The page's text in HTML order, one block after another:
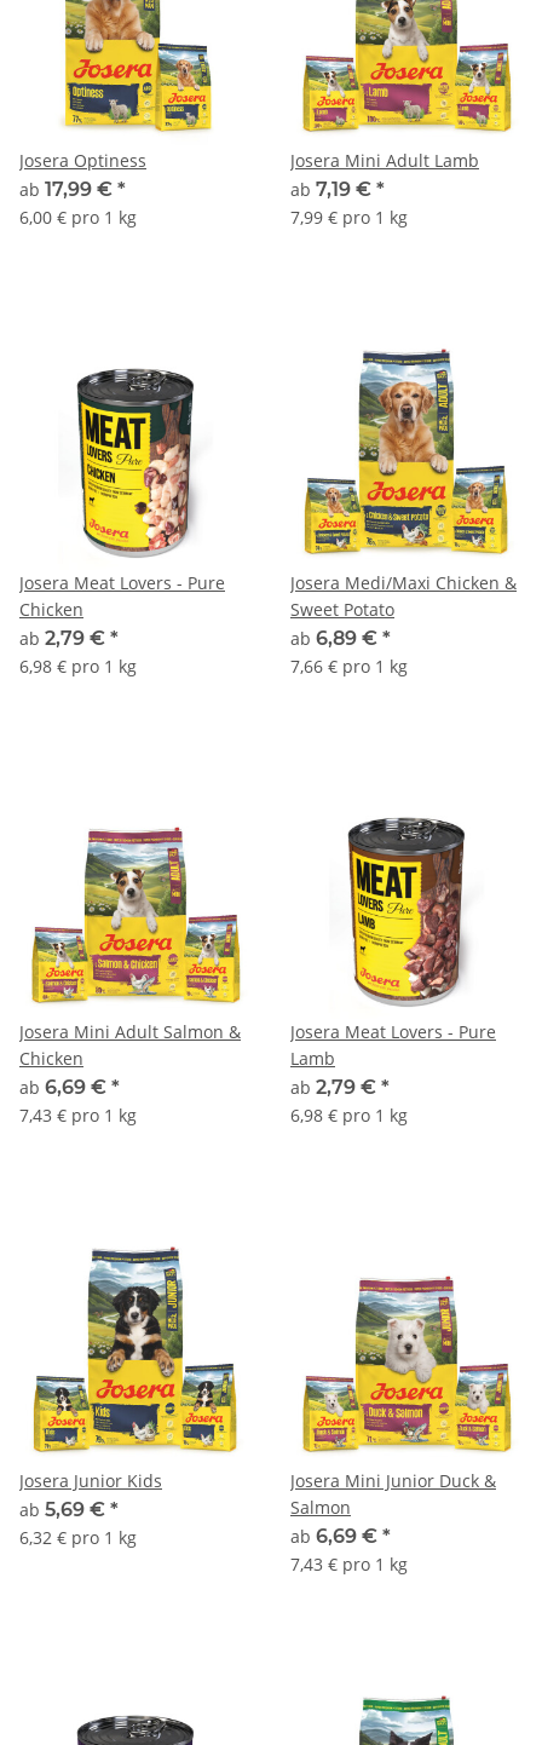
Josera Optiness
ab 17,99 € *
6,00 € pro 1 kg
Josera Mini Adult Lamb
ab 7,19 € *
7,99 € pro 1 kg
Josera Meat Lovers - Pure
Chicken
ab 2,79 € *
6,98 € pro 1 kg
Josera Medi/Maxi Chicken &
Sweet Potato
ab 6,89 € *
7,66 € pro 1 kg
Josera Mini Adult Salmon &
Chicken
ab 6,69 € *
7,43 € pro 1 kg
Josera Meat Lovers - Pure
Lamb
ab 2,79 € *
6,98 € pro 1 kg
Josera Junior Kids
ab 5,69 € *
6,32 € pro 1 kg
Josera Mini Junior Duck &
Salmon
ab 6,69 € *
7,43 € pro 1 kg